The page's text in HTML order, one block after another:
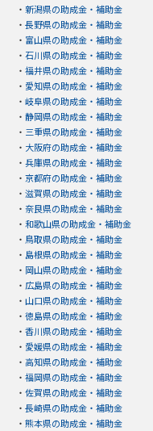
・ 新潟県の助成金・補助金
・ 長野県の助成金・補助金
・ 富山県の助成金・補助金
・ 石川県の助成金・補助金
・ 福井県の助成金・補助金
・ 愛知県の助成金・補助金
・ 岐阜県の助成金・補助金
・ 静岡県の助成金・補助金
・ 三重県の助成金・補助金
・ 大阪府の助成金・補助金
・ 兵庫県の助成金・補助金
・ 京都府の助成金・補助金
・ 滋賀県の助成金・補助金
・ 奈良県の助成金・補助金
・ 和歌山県の助成金・補助金
・ 鳥取県の助成金・補助金
・ 島根県の助成金・補助金
・ 岡山県の助成金・補助金
・ 広島県の助成金・補助金
・ 山口県の助成金・補助金
・ 徳島県の助成金・補助金
・ 香川県の助成金・補助金
・ 愛媛県の助成金・補助金
・ 高知県の助成金・補助金
・ 福岡県の助成金・補助金
・ 佐賀県の助成金・補助金
・ 長崎県の助成金・補助金
・ 熊本県の助成金・補助金